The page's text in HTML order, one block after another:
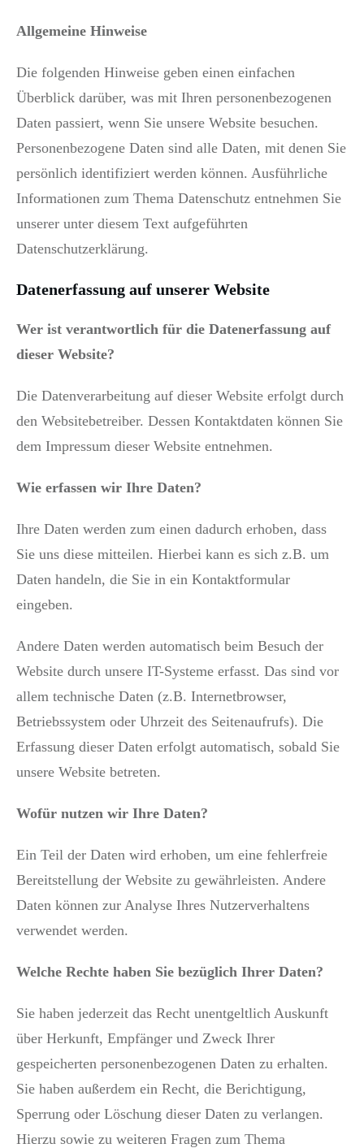
Allgemeine Hinweise
Die folgenden Hinweise geben einen einfachen
Überblick darüber, was mit Ihren personenbezogenen
Daten passiert, wenn Sie unsere Website besuchen.
Personenbezogene Daten sind alle Daten, mit denen Sie
persönlich identifiziert werden können. Ausführliche
Informationen zum Thema Datenschutz entnehmen Sie
unserer unter diesem Text aufgeführten
Datenschutzerklärung.
Datenerfassung auf unserer Website
Wer ist verantwortlich für die Datenerfassung auf
dieser Website?
Die Datenverarbeitung auf dieser Website erfolgt durch
den Websitebetreiber. Dessen Kontaktdaten können Sie
dem Impressum dieser Website entnehmen.
Wie erfassen wir Ihre Daten?
Ihre Daten werden zum einen dadurch erhoben, dass
Sie uns diese mitteilen. Hierbei kann es sich z.B. um
Daten handeln, die Sie in ein Kontaktformular
eingeben.
Andere Daten werden automatisch beim Besuch der
Website durch unsere IT-Systeme erfasst. Das sind vor
allem technische Daten (z.B. Internetbrowser,
Betriebssystem oder Uhrzeit des Seitenaufrufs). Die
Erfassung dieser Daten erfolgt automatisch, sobald Sie
unsere Website betreten.
Wofür nutzen wir Ihre Daten?
Ein Teil der Daten wird erhoben, um eine fehlerfreie
Bereitstellung der Website zu gewährleisten. Andere
Daten können zur Analyse Ihres Nutzerverhaltens
verwendet werden.
Welche Rechte haben Sie bezüglich Ihrer Daten?
Sie haben jederzeit das Recht unentgeltlich Auskunft
über Herkunft, Empfänger und Zweck Ihrer
gespeicherten personenbezogenen Daten zu erhalten.
Sie haben außerdem ein Recht, die Berichtigung,
Sperrung oder Löschung dieser Daten zu verlangen.
Hierzu sowie zu weiteren Fragen zum Thema